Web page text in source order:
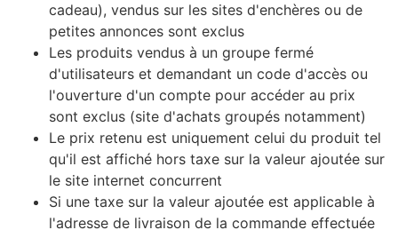
cadeau), vendus sur les sites d'enchères ou de
petites annonces sont exclus
Les produits vendus à un groupe fermé
d'utilisateurs et demandant un code d'accès ou
l'ouverture d'un compte pour accéder au prix
sont exclus (site d'achats groupés notamment)
Le prix retenu est uniquement celui du produit tel
qu'il est affiché hors taxe sur la valeur ajoutée sur
le site internet concurrent
Si une taxe sur la valeur ajoutée est applicable à
l'adresse de livraison de la commande effectuée